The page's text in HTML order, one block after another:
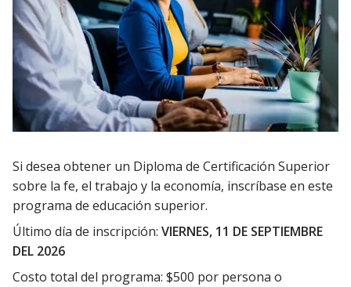
Si desea obtener un Diploma de Certificación Superior
sobre la fe, el trabajo y la economía, inscríbase en este
programa de educación superior.
Último día de inscripción: VIERNES, 11 DE SEPTIEMBRE
DEL 2026
Costo total del programa: $500 por persona o